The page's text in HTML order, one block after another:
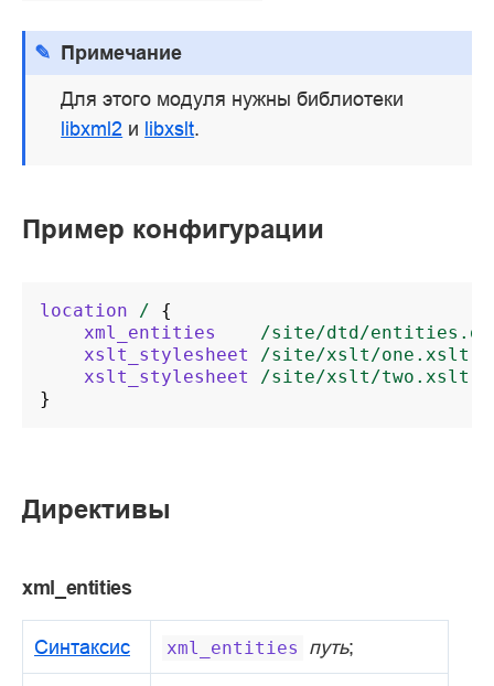
Примечание
Для этого модуля нужны библиотеки
libxml2 и libxslt.
Пример конфигурации
location /
{
xml_entities
/site/dtd/
xslt_stylesheet
/site/xslt/one.xslt
xslt_stylesheet
/site/xslt/two.xslt
}
Директивы
xml_entities
Синтаксис xml_entities путь;